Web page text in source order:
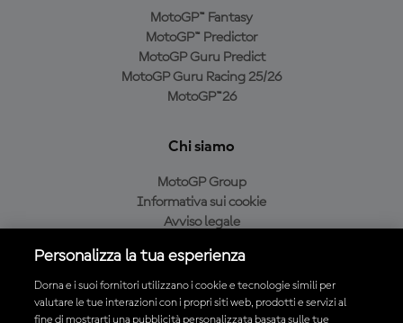
MotoGP™ Fantasy
MotoGP™ Predictor
MotoGP Guru Predict
MotoGP Guru Racing 25/26
MotoGP™26
Chi siamo
MotoGP Group
Informativa sui cookie
Avviso legale
Condizioni di acquisto
Personalizza la tua esperienza
Dorna e i suoi fornitori utilizzano i cookie e tecnologie simili per
valutare le tue interazioni con i propri siti web, prodotti e servizi al
fine di mostrarti una pubblicità personalizzata basata sulle tue